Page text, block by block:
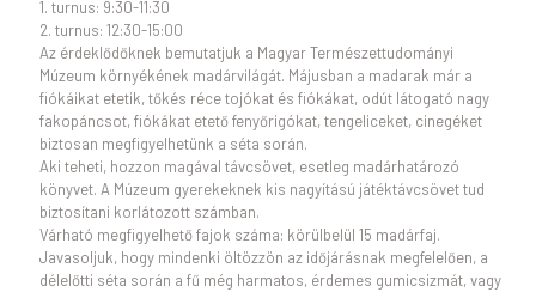
1. turnus: 9:30-11:30
2. turnus: 12:30-15:00
Az érdeklődőknek bemutatjuk a Magyar Természettudományi
Múzeum környékének madárvilágát. Májusban a madarak már a
fiókáikat etetik, tőkés réce tojókat és fiókákat, odút látogató nagy
fakopáncsot, fiókákat etető fenyőrigókat, tengeliceket, cinegéket
biztosan megfigyelhetünk a séta során.
Aki teheti, hozzon magával távcsövet, esetleg madárhatározó
könyvet. A Múzeum gyerekeknek kis nagyítású játéktávcsövet tud
biztosítani korlátozott számban.
Várható megfigyelhető fajok száma: körülbelül 15 madárfaj.
Javasoljuk, hogy mindenki öltözzön az időjárásnak megfelelően, a
délelőtti séta során a fű még harmatos, érdemes gumicsizmát, vagy